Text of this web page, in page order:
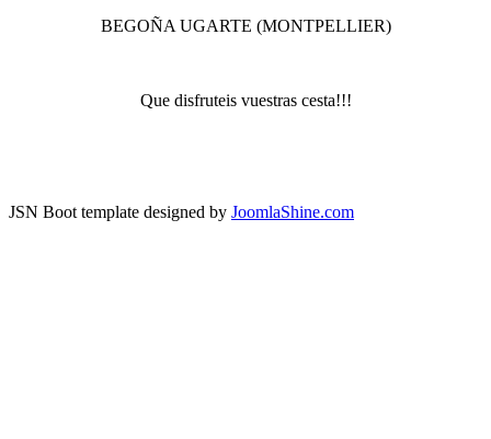
BEGOÑA UGARTE (MONTPELLIER)
Que disfruteis vuestras cesta!!!
JSN Boot template designed by JoomlaShine.com